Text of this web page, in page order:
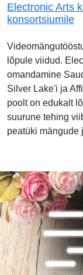
Electronic Arts
konsortsiumile
lõpule viidud.
omandamine
Silver Lake'i ja
poolt on edukalt
suurune tehing
peatüki mängude